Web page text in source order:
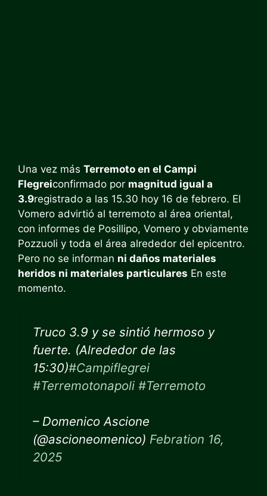
Una vez más Terremoto en el Campi
Flegreiconfirmado por magnitud igual a
3.9registrado a las 15.30 hoy 16 de febrero. El
Vomero advirtió al terremoto al área oriental,
con informes de Posillipo, Vomero y obviamente
Pozzuoli y toda el área alrededor del epicentro.
Pero no se informan ni daños materiales
heridos ni materiales particulares En este
momento.
Truco 3.9 y se sintió hermoso y
fuerte. (Alrededor de las
15:30)#Campiflegrei
#Terremotonapoli #Terremoto
– Domenico Ascione
(@ascioneomenico) Febration 16,
2025